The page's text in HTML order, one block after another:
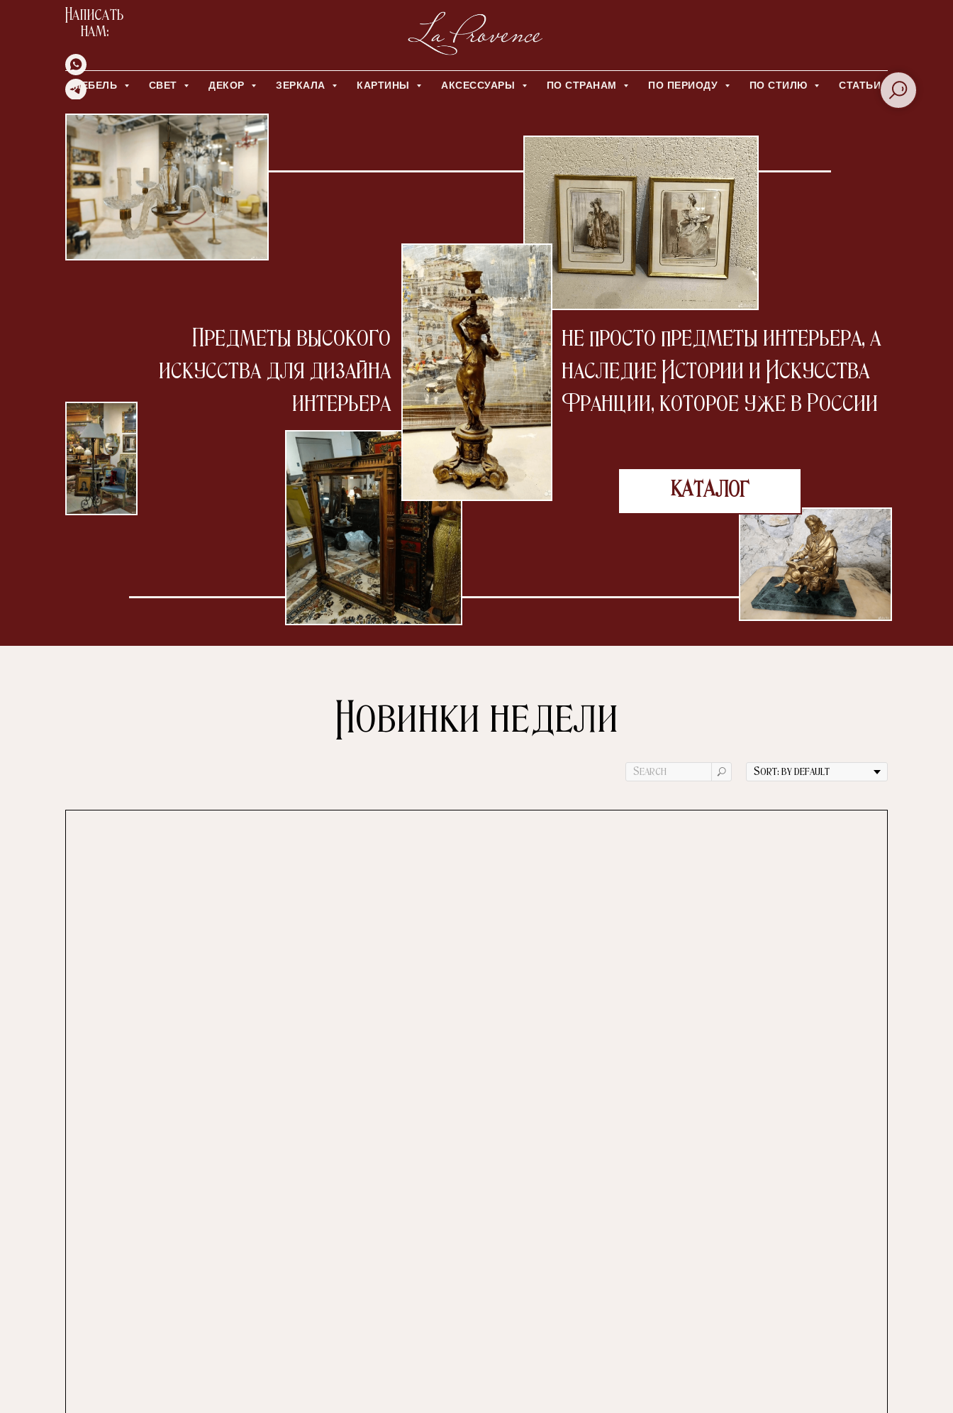
Написать
нам:
МЕБЕЛЬ СВЕТ ДЕКОР ЗЕРКАЛА КАРТИНЫ АКСЕССУАРЫ ПО СТРАНАМ ПО ПЕРИОДУ ПО СТИЛЮ СТАТЬИ
Предметы высокого
искусства для дизайна
интерьера
не просто предметы интерьера, а
наследие Истории и Искусства
Франции, которое уже в России
КАТАЛОГ
Новинки недели